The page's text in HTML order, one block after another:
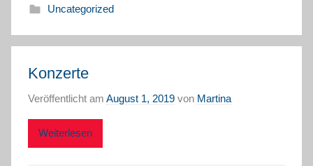
Uncategorized
Konzerte
Veröffentlicht am August 1, 2019 von Martina
Weiterlesen